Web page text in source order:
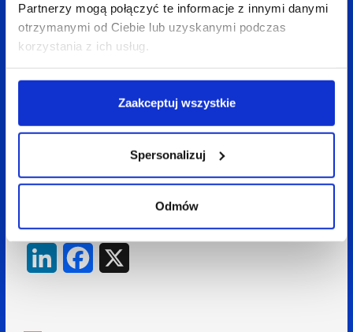
Partnerzy mogą połączyć te informacje z innymi danymi
otrzymanymi od Ciebie lub uzyskanymi podczas
korzystania z ich usług.
Zaakceptuj wszystkie
Spersonalizuj
Odmów
Reklamodawcy to lubią
Prognozy dla SEM są bardzo dobre. Ta forma marketingu będzie szybko
zyskiwać kolejnych zwolenników. To, co reklamodawców przyciąga
najbardziej, to przede wszystkim: możliwość bardzo precyzyjnego kierowania
Raport strategiczny IAB Polska – Internet 2008
Aneta Mitko
LinkedInFacebook